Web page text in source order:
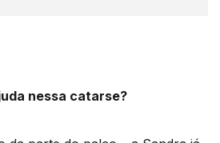
nessa catarse?